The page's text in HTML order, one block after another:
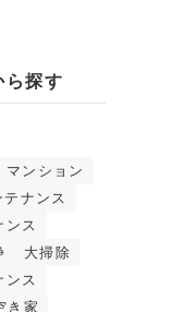
ら探す
マンション
ナンス
ンス
大掃除
ンス
き家